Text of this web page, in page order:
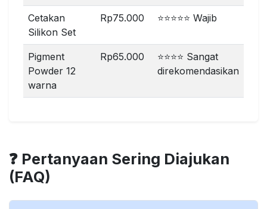
Cetakan
Silikon Set
Rp75.000 ⭐⭐⭐⭐⭐ Wajib
Pigment
Powder 12
warna
Rp65.000
⭐⭐⭐⭐ Sangat
direkomendasikan
❓ Pertanyaan Sering Diajukan
(FAQ)